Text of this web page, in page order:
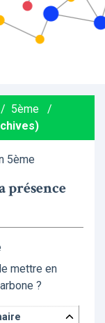
/ 5ème
/
5ème
présence
mettre en
?